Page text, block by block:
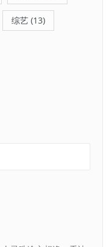
综艺 (13)